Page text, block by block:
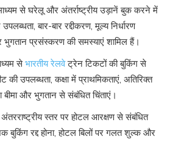
से घरेलू और अंतर्राष्ट्रीय उड़ानें बुक करने में
बार-बार रद्दीकरण, मूल्य निर्धारण
भुगतान प्रसंस्करण की समस्याएं शामिल हैं।
सेभारतीय रेलवेट्रेन टिकटों की बुकिंग से
उपलब्धता, कक्षा में प्राथमिकताएं, अतिरिक्त
बीमा और भुगतान से संबंधित चिंताएं।
स्तर पर होटल आरक्षण से संबंधित
बुकिंग रद्द होना, होटल बिलों पर गलत शुल्क और